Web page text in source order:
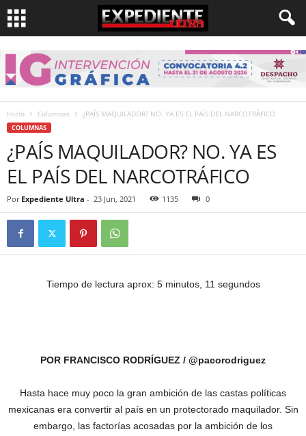
Inicio Columnas ¿PAÍS MAQUILADOR? NO. YA ES EL PAÍS DEL NARCOTRÁFICO
COLUMNAS
¿PAÍS MAQUILADOR? NO. YA ES
EL PAÍS DEL NARCOTRÁFICO
Por Expediente Ultra - 23 Jun, 2021 1135 0
Tiempo de lectura aprox: 5 minutos, 11 segundos
POR FRANCISCO RODRÍGUEZ / @pacorodriguez
Hasta hace muy poco la gran ambición de las castas políticas
mexicanas era convertir al país en un protectorado maquilador. Sin
embargo, las factorías acosadas por la ambición de los